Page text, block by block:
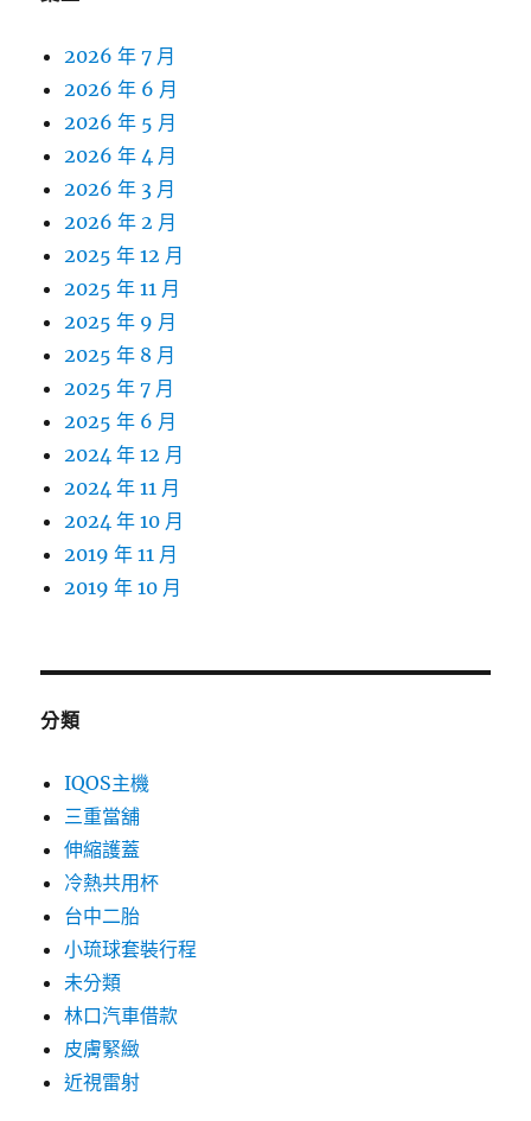
2026 年 7 月
2026 年 6 月
2026 年 5 月
2026 年 4 月
2026 年 3 月
2026 年 2 月
2025 年 12 月
2025 年 11 月
2025 年 9 月
2025 年 8 月
2025 年 7 月
2025 年 6 月
2024 年 12 月
2024 年 11 月
2024 年 10 月
2019 年 11 月
2019 年 10 月
分類
IQOS主機
三重當舖
伸縮護蓋
冷熱共用杯
台中二胎
小琉球套裝行程
未分類
林口汽車借款
皮膚緊緻
近視雷射